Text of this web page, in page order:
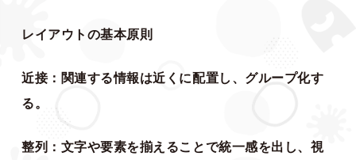
レイアウトの基本原則
近接：関連する情報は近くに配置し、グループ化す
る。
整列：文字や要素を揃えることで統一感を出し、視